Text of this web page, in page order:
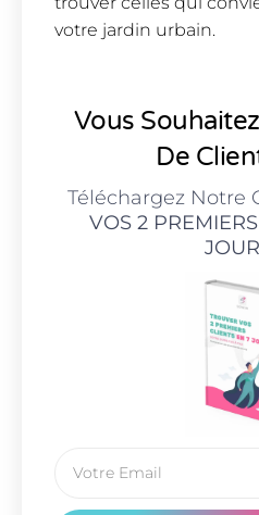
votre jardin urbain.
Vous
De
Téléchargez Notre
VOS 2